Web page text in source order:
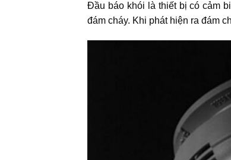
Đầu báo khói là thiết bị có cảm
đám cháy. Khi phát hiện ra đám